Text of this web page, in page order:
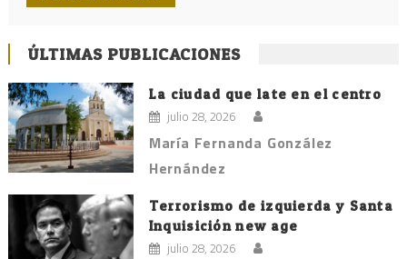
ÚLTIMAS PUBLICACIONES
La ciudad que late en el centro
julio 28, 2026
María Fernanda González
Hernández
Terrorismo de izquierda y Santa
Inquisición new age
julio 28, 2026